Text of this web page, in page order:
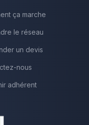
ça marche
le réseau
un devis
nous
adhérent